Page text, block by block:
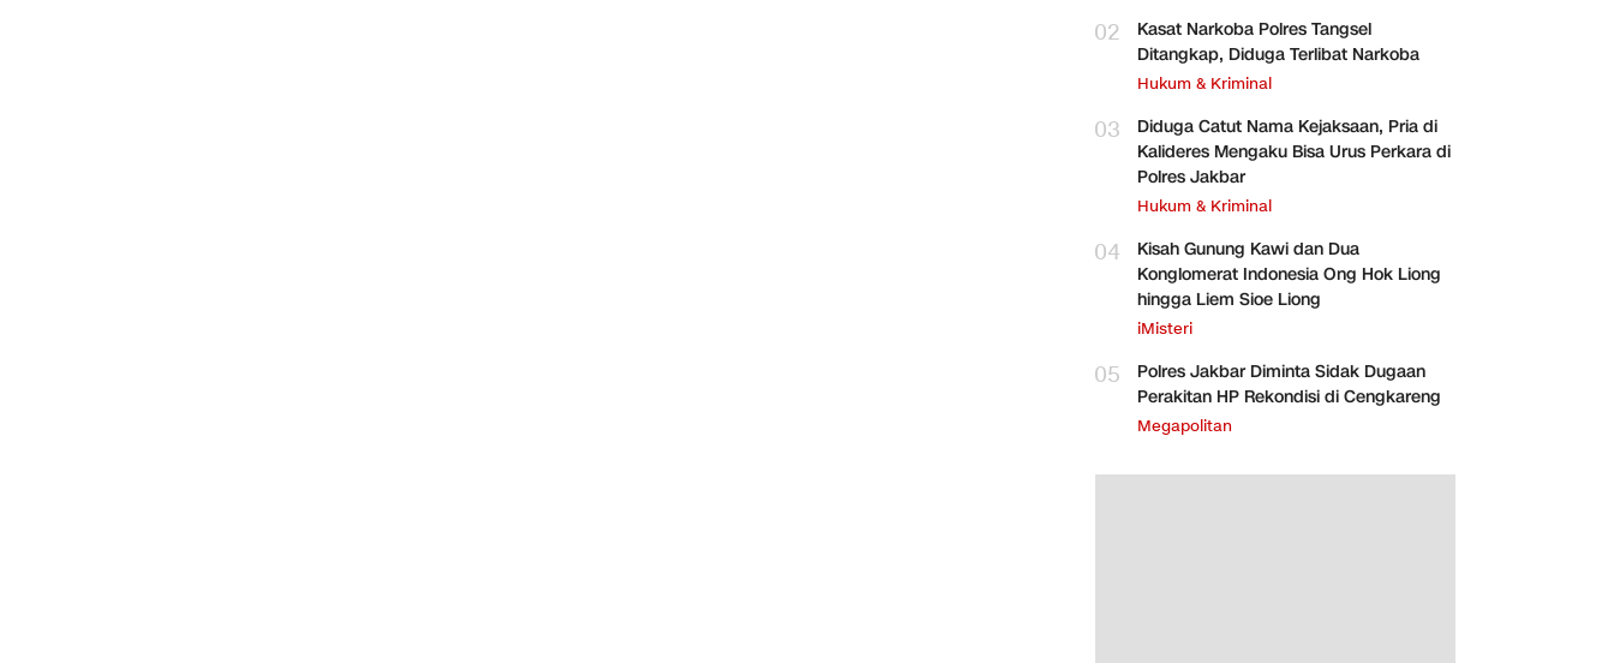
02
Kasat Narkoba Polres Tangsel
Ditangkap, Diduga Terlibat Narkoba
Hukum & Kriminal
03
Diduga Catut Nama Kejaksaan, Pria di
Kalideres Mengaku Bisa Urus Perkara di
Polres Jakbar
Hukum & Kriminal
04
Kisah Gunung Kawi dan Dua
Konglomerat Indonesia Ong Hok Liong
hingga Liem Sioe Liong
iMisteri
05
Polres Jakbar Diminta Sidak Dugaan
Perakitan HP Rekondisi di Cengkareng
Megapolitan